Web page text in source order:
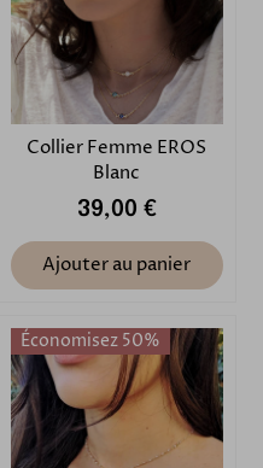
Collier Femme EROS
Blanc
39,00 €
Ajouter au panier
Économisez 50%